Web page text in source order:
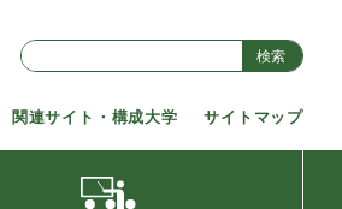
検索
関連サイト・構成大学 サイトマップ